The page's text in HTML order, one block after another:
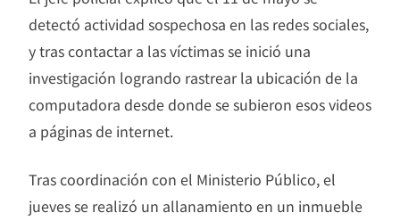
detectó actividad sospechosa en las redes sociales,
y tras contactar a las víctimas se inició una
investigación logrando rastrear la ubicación de la
computadora desde donde se subieron esos videos
a páginas de internet.
Tras coordinación con el Ministerio Público, el
jueves se realizó un allanamiento en un inmueble